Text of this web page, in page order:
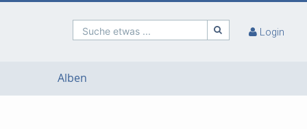
Suche etwas ... Login
Alben